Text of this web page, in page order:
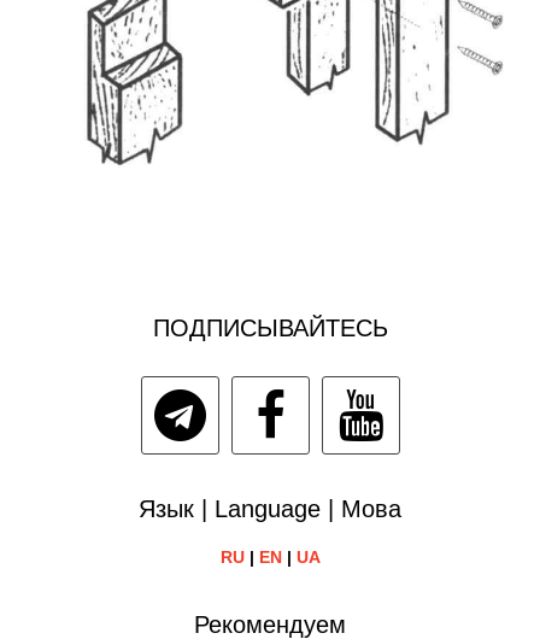
ПОДПИСЫВАЙТЕСЬ
Язык | Language | Мова
RU| EN| UA
Рекомендуем